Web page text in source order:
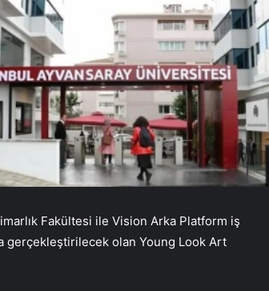
Fakültesi ile Vision Arka Platform iş
gerçekleştirilecek olan Young Look Art